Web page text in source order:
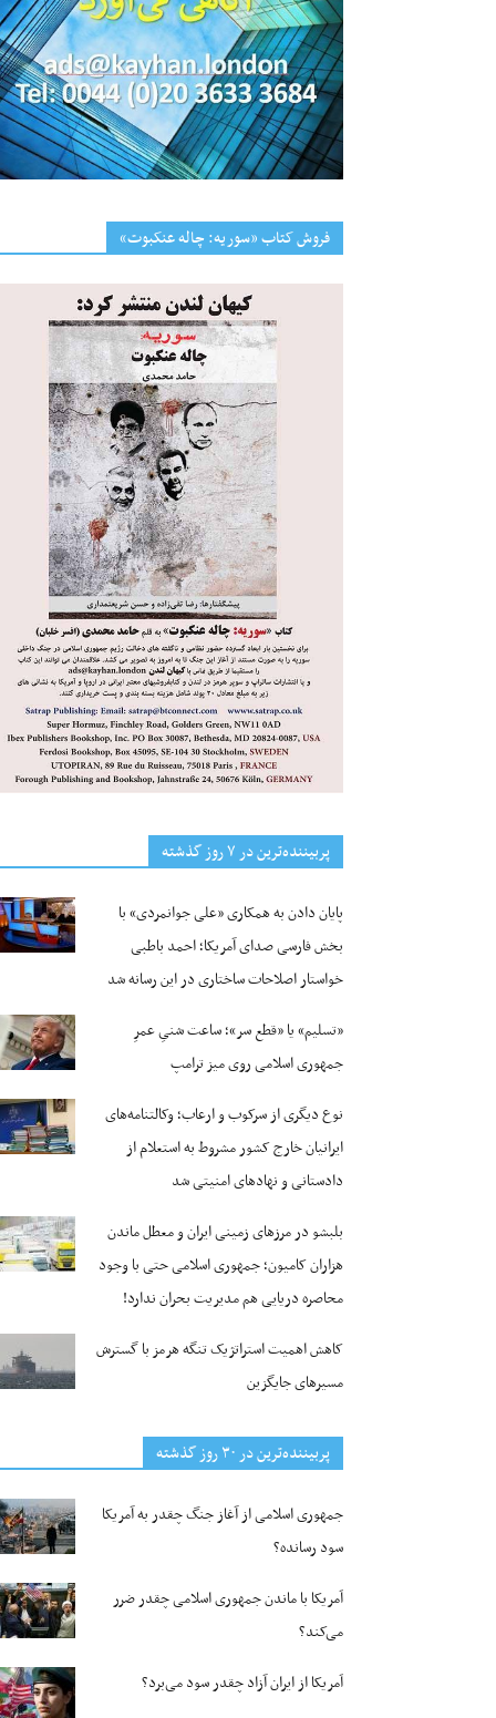
فروش کتاب «سوریه: چاله عنکبوت»
پربیننده‌ترین‌ در ۷ روز گذشته
پایان دادن به همکاری «علی جوانمردی» با
بخش فارسی صدای آمریکا؛ احمد باطبی
خواستار اصلاحات ساختاری در این رسانه شد
«تسلیم» یا «قطع سر»؛ ساعت شنیِ عمرِ
جمهوری اسلامی روی میز ترامپ
نوع دیگری از سرکوب و ارعاب؛ وکالتنامه‌های
ایرانیان خارج کشور مشروط به استعلام از
دادستانی و نهادهای امنیتی شد
بلبشو در مرزهای زمینی ایران و معطل ماندن
هزاران کامیون؛ جمهوری اسلامی حتی با وجود
محاصره دریایی هم مدیریت بحران ندارد!
کاهش اهمیت استراتژیک تنگه‌ هرمز با گسترش
مسیرهای جایگزین
پربیننده‌ترین‌ در ۳۰ روز گذشته
جمهوری اسلامی از آغاز جنگ چقدر به آمریکا
سود رسانده؟
آمریکا با ماندن جمهوری اسلامی چقدر ضرر
می‌کند؟
آمریکا از ایران آزاد چقدر سود می‌برد؟